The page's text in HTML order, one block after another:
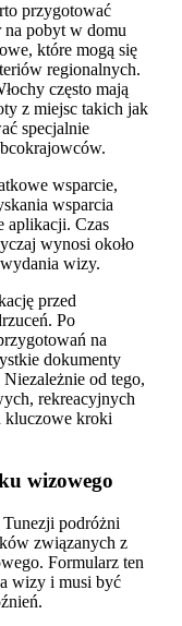
przygotować
na pobyt w domu
które mogą się
regionalnych.
często mają
z miejsc takich jak
specjalnie
wsparcie,
wsparcia
aplikacji. Czas
wynosi około
wizy.
przed
Po
na
dokumenty
Niezależnie od tego,
rekreacyjnych
kluczowe kroki
wizowego
podróżni
związanych z
Formularz ten
wizy i musi być